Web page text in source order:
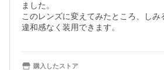
ました。
このレンズに変えてみたところ、しみ
違和感なく装用できます。
購入したストア